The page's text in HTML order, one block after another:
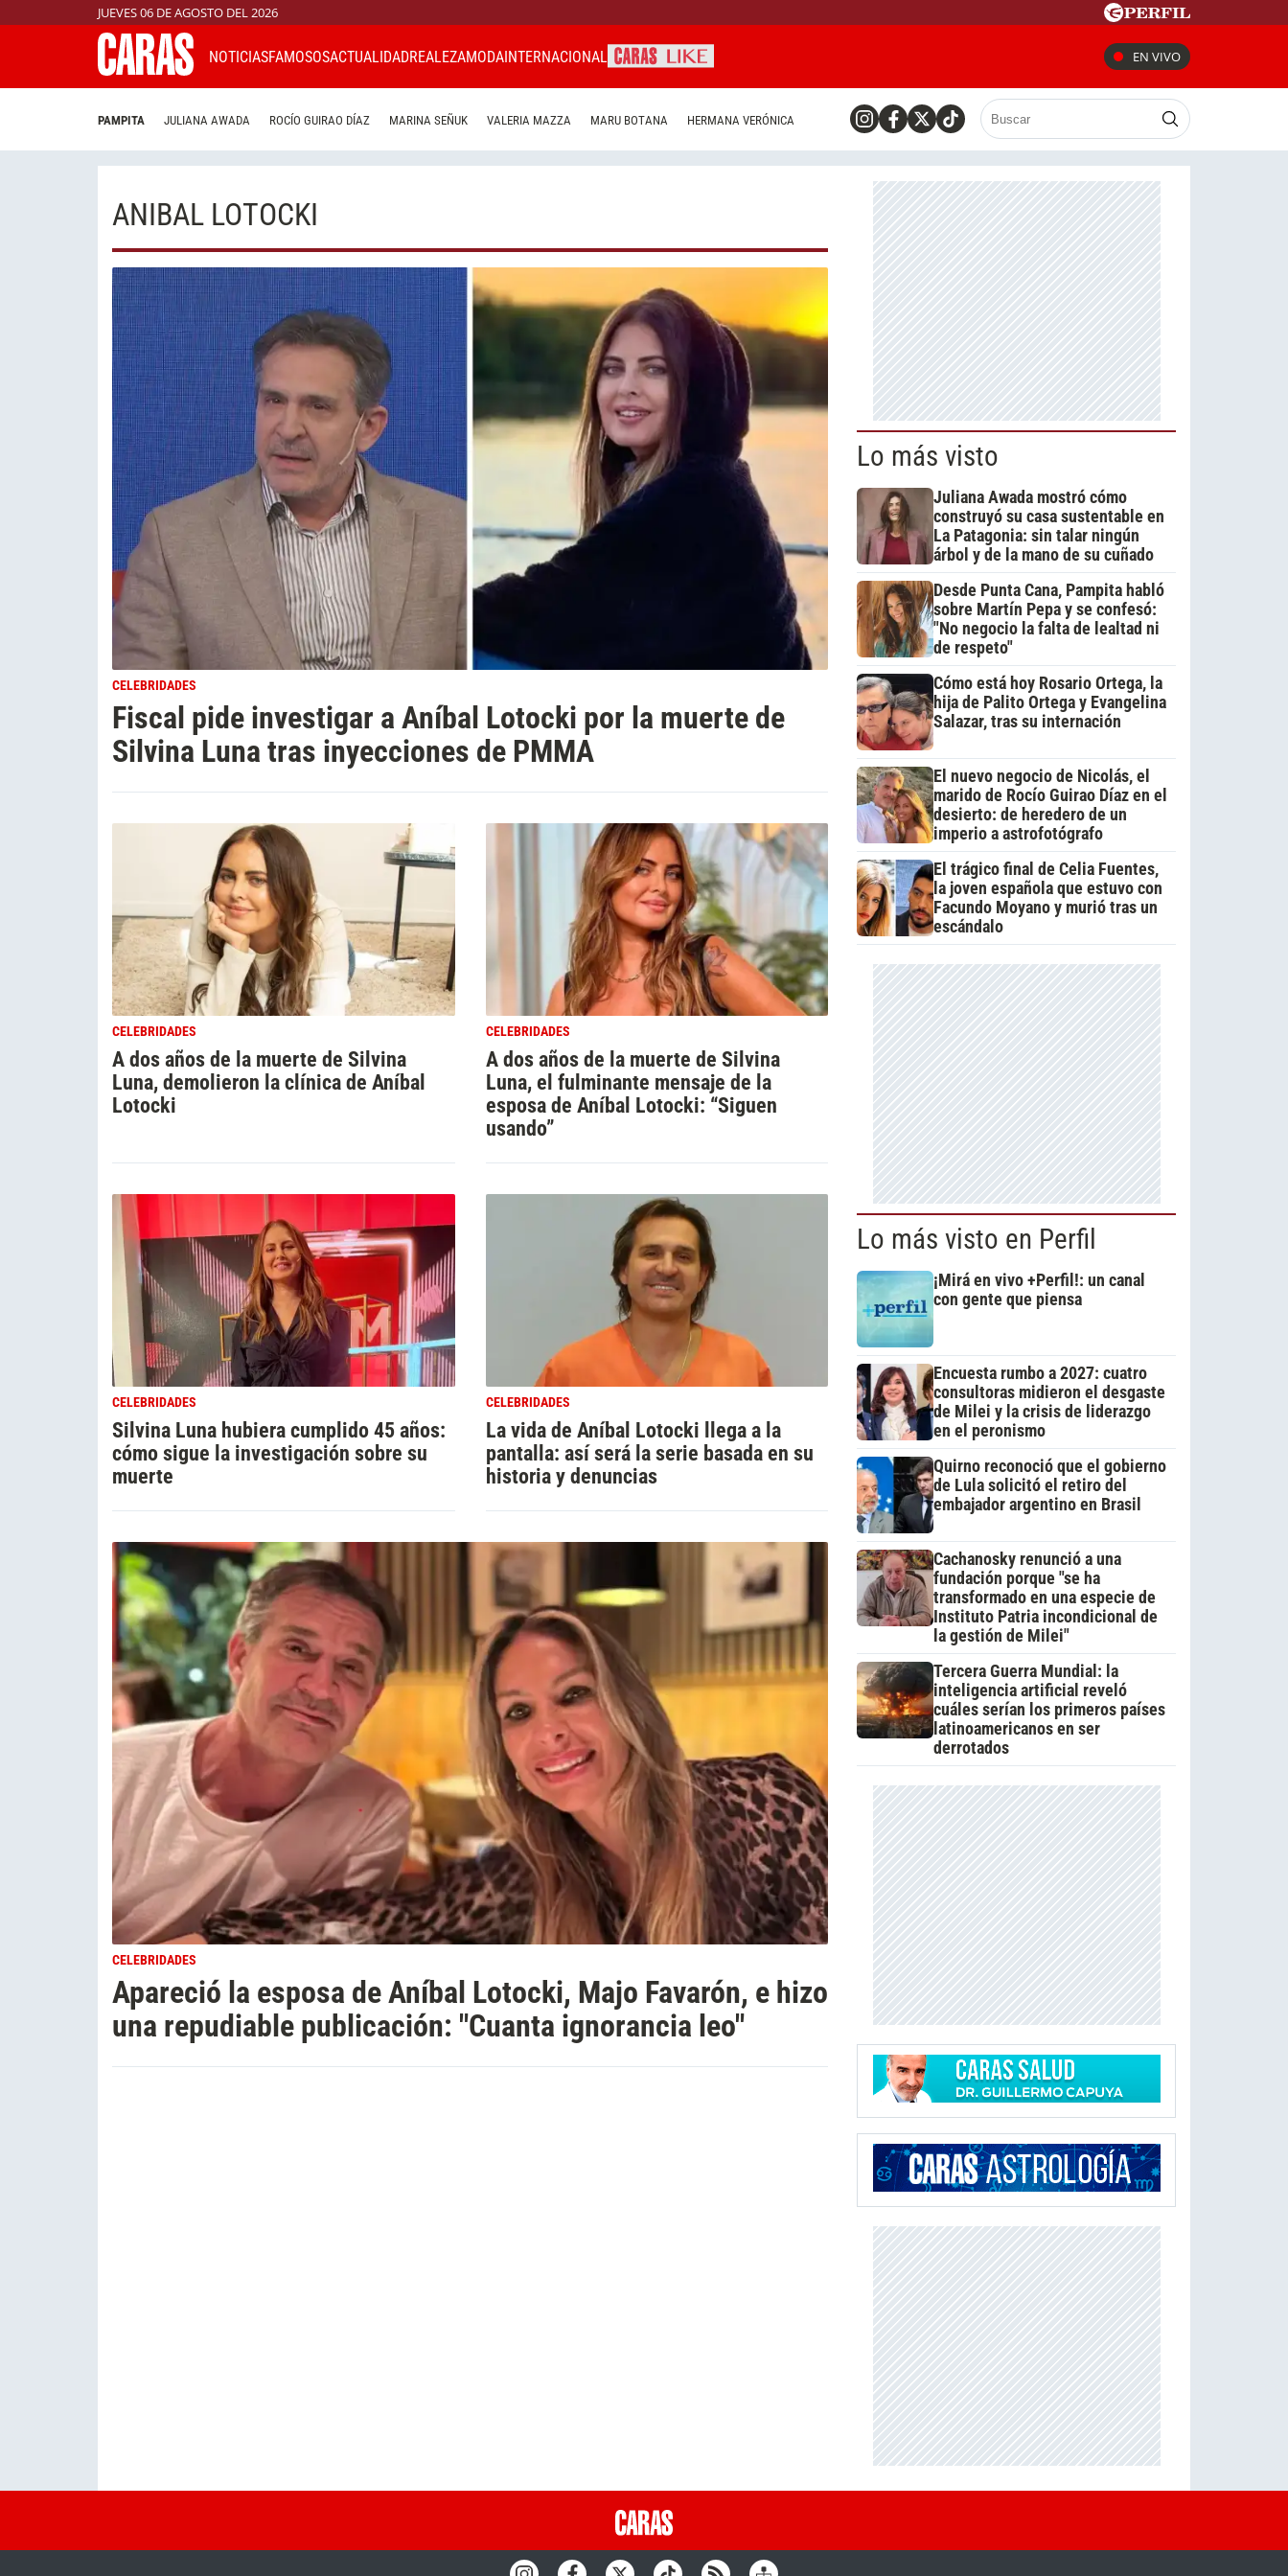
JUEVES 06 DE AGOSTO DEL 2026
NOTICIASFAMOSOSACTUALIDADREALEZAMODAINTERNACIONAL EN VIVO
PAMPITA JULIANA AWADA ROCÍO GUIRAO DÍAZ MARINA SEÑUK VALERIA MAZZA MARU BOTANA HERMANA VERÓNICA
ANIBAL LOTOCKI
CELEBRIDADES
Fiscal pide investigar a Aníbal Lotocki por la muerte de
Silvina Luna tras inyecciones de PMMA
CELEBRIDADES
A dos años de la muerte de Silvina
Luna, demolieron la clínica de Aníbal
Lotocki
CELEBRIDADES
A dos años de la muerte de Silvina
Luna, el fulminante mensaje de la
esposa de Aníbal Lotocki: “Siguen
usando”
CELEBRIDADES
Silvina Luna hubiera cumplido 45 años:
cómo sigue la investigación sobre su
muerte
CELEBRIDADES
La vida de Aníbal Lotocki llega a la
pantalla: así será la serie basada en su
historia y denuncias
CELEBRIDADES
Apareció la esposa de Aníbal Lotocki, Majo Favarón, e hizo
una repudiable publicación: "Cuanta ignorancia leo"
Lo más visto
Juliana Awada mostró cómo
construyó su casa sustentable en
La Patagonia: sin talar ningún
árbol y de la mano de su cuñado
Desde Punta Cana, Pampita habló
sobre Martín Pepa y se confesó:
"No negocio la falta de lealtad ni
de respeto"
Cómo está hoy Rosario Ortega, la
hija de Palito Ortega y Evangelina
Salazar, tras su internación
El nuevo negocio de Nicolás, el
marido de Rocío Guirao Díaz en el
desierto: de heredero de un
imperio a astrofotógrafo
El trágico final de Celia Fuentes,
la joven española que estuvo con
Facundo Moyano y murió tras un
escándalo
Lo más visto en Perfil
¡Mirá en vivo +Perfil!: un canal
con gente que piensa
Encuesta rumbo a 2027: cuatro
consultoras midieron el desgaste
de Milei y la crisis de liderazgo
en el peronismo
Quirno reconoció que el gobierno
de Lula solicitó el retiro del
embajador argentino en Brasil
Cachanosky renunció a una
fundación porque "se ha
transformado en una especie de
Instituto Patria incondicional de
la gestión de Milei"
Tercera Guerra Mundial: la
inteligencia artificial reveló
cuáles serían los primeros países
latinoamericanos en ser
derrotados